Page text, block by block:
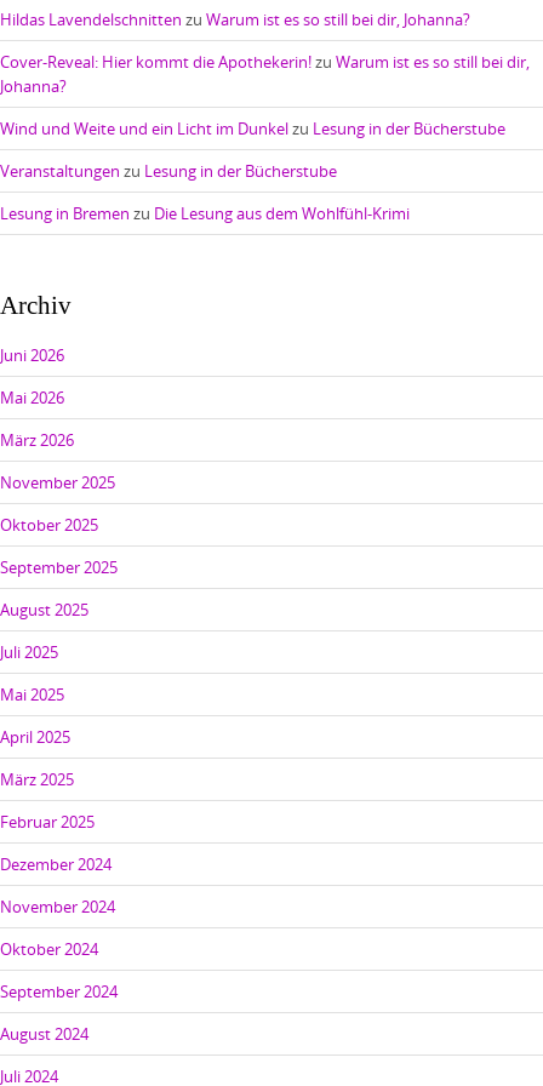
Hildas Lavendelschnitten zu Warum ist es so still bei dir, Johanna?
Cover-Reveal: Hier kommt die Apothekerin!zu Warum ist es so still bei dir,
Johanna?
Wind und Weite und ein Licht im Dunkelzu Lesung in der Bücherstube
Veranstaltungen zu Lesung in der Bücherstube
Lesung in Bremen zu Die Lesung aus dem Wohlfühl-Krimi
Archiv
Juni 2026
Mai 2026
März 2026
November 2025
Oktober 2025
September 2025
August 2025
Juli 2025
Mai 2025
April 2025
März 2025
Februar 2025
Dezember 2024
November 2024
Oktober 2024
September 2024
August 2024
Juli 2024